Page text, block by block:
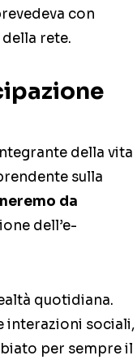
con
rete.
della vita
sulla
da
dell’e-
quotidiana.
interazioni sociali,
per sempre il